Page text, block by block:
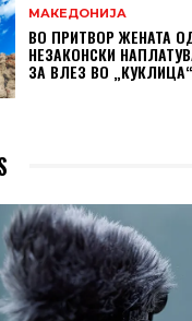
МАКЕДОНИЈА
ВО ПРИТВОР ЖЕНАТА
НЕЗАКОНСКИ
ЗА ВЛЕЗ ВО „КУКЛИЦА“